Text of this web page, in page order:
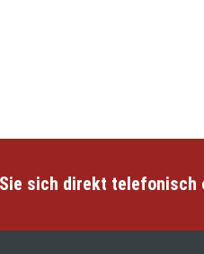
sich direkt telefonisch